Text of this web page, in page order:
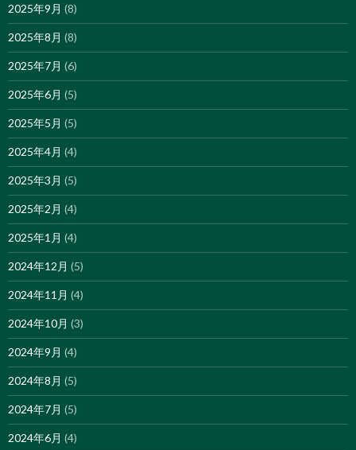
2025年9月 (8)
2025年8月 (8)
2025年7月 (6)
2025年6月 (5)
2025年5月 (5)
2025年4月 (4)
2025年3月 (5)
2025年2月 (4)
2025年1月 (4)
2024年12月 (5)
2024年11月 (4)
2024年10月 (3)
2024年9月 (4)
2024年8月 (5)
2024年7月 (5)
2024年6月 (4)